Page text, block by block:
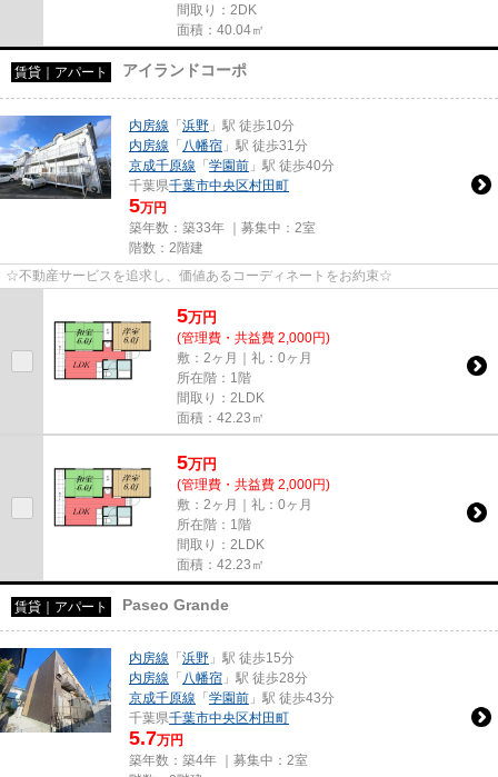
間取り：2DK
面積：40.04㎡
賃貸｜アパート アイランドコーポ
内房線 「 浜野 」駅 徒歩10分
内房線 「 八幡宿 」駅 徒歩31分
京成千原線 「 学園前 」駅 徒歩40分
千葉県千葉市中央区村田町
5万円
築年数：築33年 ｜募集中： 2室
階数：2階建
☆不動産サービスを追求し、価値あるコーディネートをお約束☆
5万円
(管理費・共益費 2,000円)
敷：2ヶ月｜礼：0ヶ月
所在階：1階
間取り：2LDK
面積：42.23㎡
5万円
(管理費・共益費 2,000円)
敷：2ヶ月｜礼：0ヶ月
所在階：1階
間取り：2LDK
面積：42.23㎡
賃貸｜アパート Paseo Grande
内房線 「 浜野 」駅 徒歩15分
内房線 「 八幡宿 」駅 徒歩28分
京成千原線 「 学園前 」駅 徒歩43分
千葉県千葉市中央区村田町
5.7万円
築年数：築4年 ｜募集中： 2室